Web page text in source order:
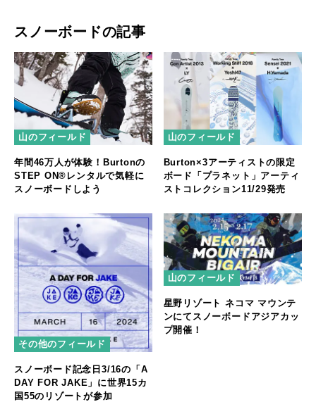
スノーボードの記事
山のフィールド
年間46万人が体験！Burtonの
STEP ON®レンタルで気軽に
スノーボードしよう
山のフィールド
Burton×3アーティストの限定
ボード「プラネット」アーティ
ストコレクション11/29発売
その他のフィールド
スノーボード記念日3/16の「A
DAY FOR JAKE」に世界15カ
国55のリゾートが参加
山のフィールド
星野リゾート ネコマ マウンテ
ンにてスノーボードアジアカッ
プ開催！